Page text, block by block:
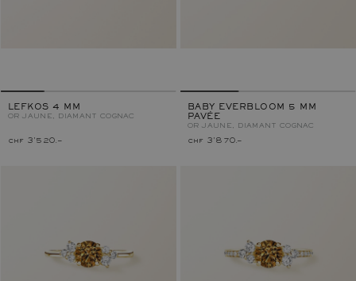
LEFKOS 4 MM
OR JAUNE, DIAMANT COGNAC
chf 3'520.–
BABY EVERBLOOM 5 MM
PAVÉE
OR JAUNE, DIAMANT COGNAC
chf 3'870.–